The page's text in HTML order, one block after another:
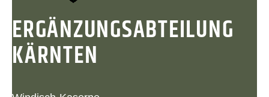
ERGÄNZUNGSABTEILUNG
KÄRNTEN